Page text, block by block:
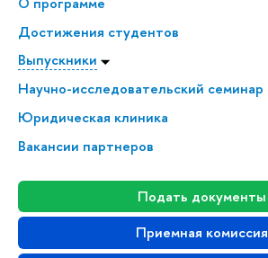
Достижения студентов
Выпускники
Научно-исследовательский семинар
Юридическая клиника
Вакансии партнеров
Подать документы
Приемная комиссия